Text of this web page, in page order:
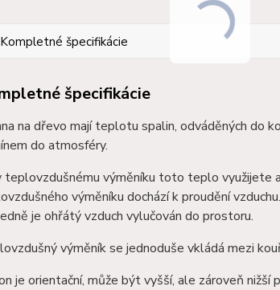
Kompletné špecifikácie
špecifikácie
na dřevo mají teplotu spalin, odváděných do
do atmosféry.
teplovzdušnému výměníku toto teplo využijete
výměníku dochází k proudění
je ohřátý vzduch vylučován do prostoru.
výměník se jednoduše vkládá mezi
je orientační, může být vyšší, ale zároveň